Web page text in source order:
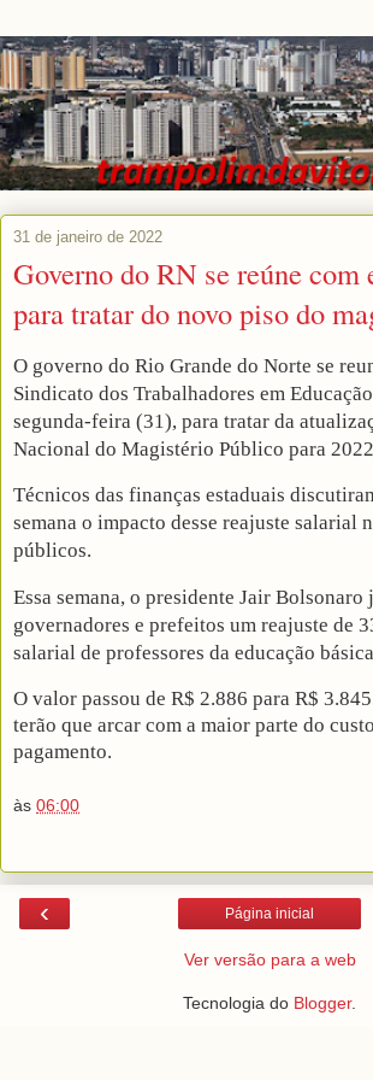
31 de janeiro de 2022
Governo do RN se reúne com
para tratar do novo piso do
O governo do Rio Grande do Norte se
Sindicato dos Trabalhadores em
segunda-feira (31), para tratar da
Nacional do Magistério Público para
Técnicos das finanças estaduais
semana o impacto desse reajuste salarial
públicos.
Essa semana, o presidente Jair Bolsonaro
governadores e prefeitos um reajuste de
salarial de professores da educação
O valor passou de R$ 2.886 para R$
terão que arcar com a maior parte do
pagamento.
às 06:00
‹ Página inicial
Ver versão para a web
Tecnologia do Blogger.